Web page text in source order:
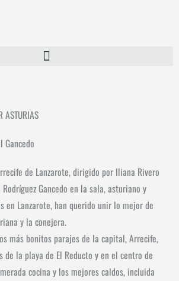
ASTURIAS
Gancedo
de Lanzarote, dirigido por Iliana Rivero
Gancedo en la sala, asturiano y
en Lanzarote, han querido unir lo mejor de
y la conejera.
más bonitos parajes de la capital, Arrecife,
de la playa de El Reducto y en el centro de
cocina y los mejores caldos, incluida